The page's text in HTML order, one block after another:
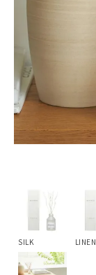
SILK LINEN